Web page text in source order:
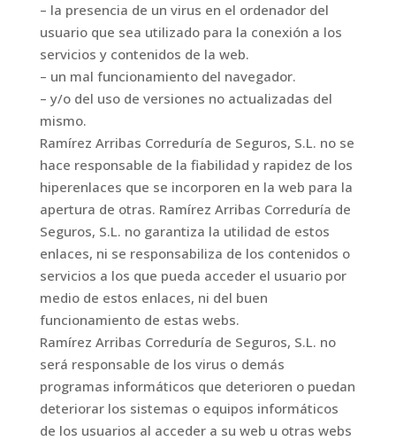
– la presencia de un virus en el ordenador del
usuario que sea utilizado para la conexión a los
servicios y contenidos de la web.
– un mal funcionamiento del navegador.
– y/o del uso de versiones no actualizadas del
mismo.
Ramírez Arribas Correduría de Seguros, S.L. no se
hace responsable de la fiabilidad y rapidez de los
hiperenlaces que se incorporen en la web para la
apertura de otras. Ramírez Arribas Correduría de
Seguros, S.L. no garantiza la utilidad de estos
enlaces, ni se responsabiliza de los contenidos o
servicios a los que pueda acceder el usuario por
medio de estos enlaces, ni del buen
funcionamiento de estas webs.
Ramírez Arribas Correduría de Seguros, S.L. no
será responsable de los virus o demás
programas informáticos que deterioren o puedan
deteriorar los sistemas o equipos informáticos
de los usuarios al acceder a su web u otras webs